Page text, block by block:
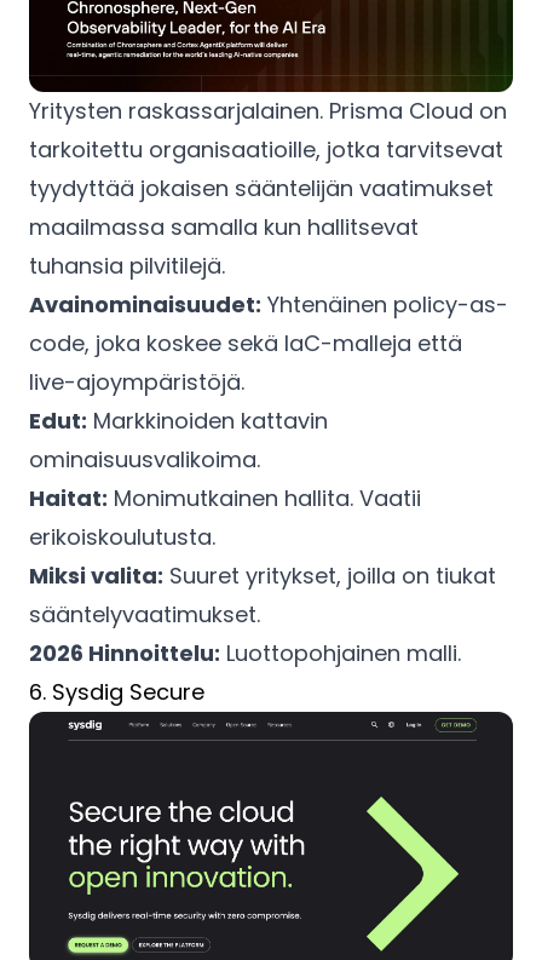
Yritysten raskassarjalainen. Prisma Cloud on
tarkoitettu organisaatioille, jotka tarvitsevat
tyydyttää jokaisen sääntelijän vaatimukset
maailmassa samalla kun hallitsevat
tuhansia pilvitilejä.
Avainominaisuudet: Yhtenäinen policy-as-
code, joka koskee sekä IaC-malleja että
live-ajoympäristöjä.
Edut: Markkinoiden kattavin
ominaisuusvalikoima.
Haitat: Monimutkainen hallita. Vaatii
erikoiskoulutusta.
Miksi valita: Suuret yritykset, joilla on tiukat
sääntelyvaatimukset.
2026 Hinnoittelu: Luottopohjainen malli.
6. Sysdig Secure